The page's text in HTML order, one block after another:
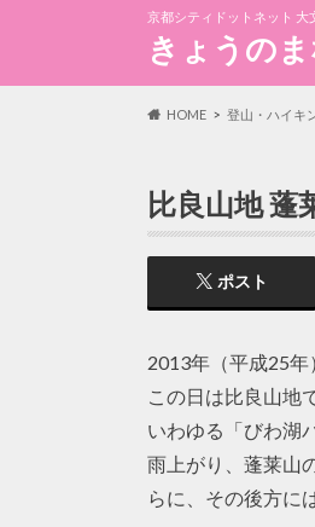
京都シティドットネット 大
きょうの
HOME 登山・ハイキ
比良山地 蓬
ポスト
2013年（平成25年
この日は比良山地
いわゆる「びわ湖
雨上がり、蓬莱山
らに、その後方に